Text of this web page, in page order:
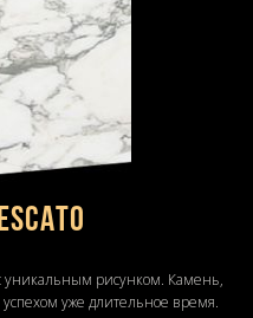
рисунком. Камень,
уже длительное время.